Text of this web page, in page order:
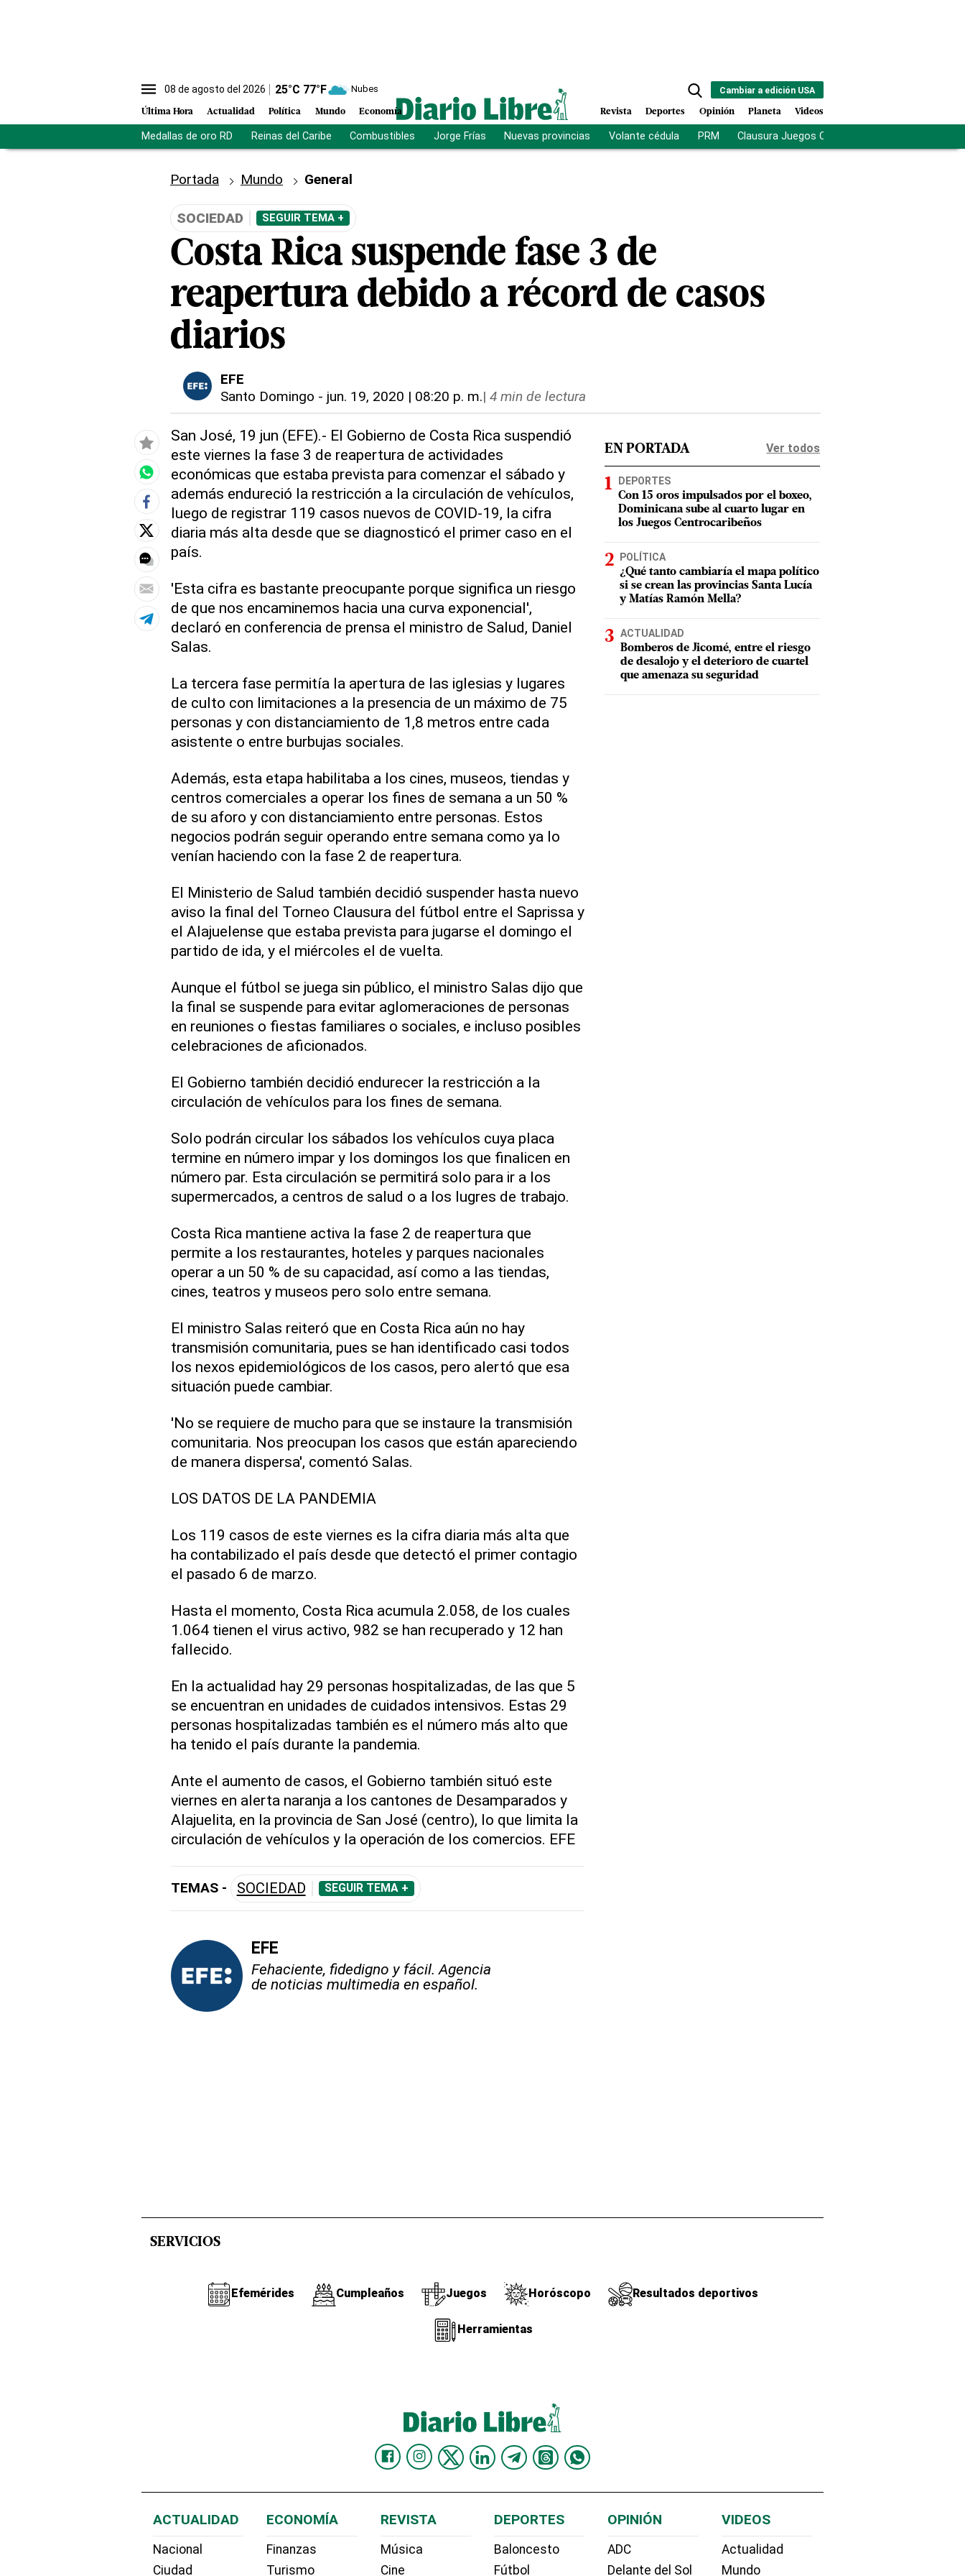
08 de agosto del 2026 25°C 77°F Nubes
Última Hora Actualidad Política Mundo Economía
Cambiar a edición USA
Revista Deportes Opinión Planeta Videos
Medallas de oro RD Reinas del Caribe Combustibles Jorge Frías Nuevas provincias Volante cédula PRM Clausura Juegos Centroamericanos
Portada Mundo General
SOCIEDAD SEGUIR TEMA +
Costa Rica suspende fase 3 de
reapertura debido a récord de casos
diarios
EFE
Santo Domingo - jun. 19, 2020 | 08:20 p. m.| 4 min de lectura
San José, 19 jun (EFE).- El Gobierno de Costa Rica suspendió
este viernes la fase 3 de reapertura de actividades
económicas que estaba prevista para comenzar el sábado y
además endureció la restricción a la circulación de vehículos,
luego de registrar 119 casos nuevos de COVID-19, la cifra
diaria más alta desde que se diagnosticó el primer caso en el
país.
'Esta cifra es bastante preocupante porque significa un riesgo
de que nos encaminemos hacia una curva exponencial',
declaró en conferencia de prensa el ministro de Salud, Daniel
Salas.
La tercera fase permitía la apertura de las iglesias y lugares
de culto con limitaciones a la presencia de un máximo de 75
personas y con distanciamiento de 1,8 metros entre cada
asistente o entre burbujas sociales.
Además, esta etapa habilitaba a los cines, museos, tiendas y
centros comerciales a operar los fines de semana a un 50 %
de su aforo y con distanciamiento entre personas. Estos
negocios podrán seguir operando entre semana como ya lo
venían haciendo con la fase 2 de reapertura.
El Ministerio de Salud también decidió suspender hasta nuevo
aviso la final del Torneo Clausura del fútbol entre el Saprissa y
el Alajuelense que estaba prevista para jugarse el domingo el
partido de ida, y el miércoles el de vuelta.
Aunque el fútbol se juega sin público, el ministro Salas dijo que
la final se suspende para evitar aglomeraciones de personas
en reuniones o fiestas familiares o sociales, e incluso posibles
celebraciones de aficionados.
El Gobierno también decidió endurecer la restricción a la
circulación de vehículos para los fines de semana.
Solo podrán circular los sábados los vehículos cuya placa
termine en número impar y los domingos los que finalicen en
número par. Esta circulación se permitirá solo para ir a los
supermercados, a centros de salud o a los lugres de trabajo.
Costa Rica mantiene activa la fase 2 de reapertura que
permite a los restaurantes, hoteles y parques nacionales
operar a un 50 % de su capacidad, así como a las tiendas,
cines, teatros y museos pero solo entre semana.
El ministro Salas reiteró que en Costa Rica aún no hay
transmisión comunitaria, pues se han identificado casi todos
los nexos epidemiológicos de los casos, pero alertó que esa
situación puede cambiar.
'No se requiere de mucho para que se instaure la transmisión
comunitaria. Nos preocupan los casos que están apareciendo
de manera dispersa', comentó Salas.
LOS DATOS DE LA PANDEMIA
Los 119 casos de este viernes es la cifra diaria más alta que
ha contabilizado el país desde que detectó el primer contagio
el pasado 6 de marzo.
Hasta el momento, Costa Rica acumula 2.058, de los cuales
1.064 tienen el virus activo, 982 se han recuperado y 12 han
fallecido.
En la actualidad hay 29 personas hospitalizadas, de las que 5
se encuentran en unidades de cuidados intensivos. Estas 29
personas hospitalizadas también es el número más alto que
ha tenido el país durante la pandemia.
Ante el aumento de casos, el Gobierno también situó este
viernes en alerta naranja a los cantones de Desamparados y
Alajuelita, en la provincia de San José (centro), lo que limita la
circulación de vehículos y la operación de los comercios. EFE
TEMAS - SOCIEDAD SEGUIR TEMA +
EFE
Fehaciente, fidedigno y fácil. Agencia
de noticias multimedia en español.
EN PORTADA Ver todos
DEPORTES
Con 15 oros impulsados por el boxeo,
Dominicana sube al cuarto lugar en
los Juegos Centrocaribeños
POLÍTICA
¿Qué tanto cambiaría el mapa político
si se crean las provincias Santa Lucía
y Matías Ramón Mella?
ACTUALIDAD
Bomberos de Jicomé, entre el riesgo
de desalojo y el deterioro de cuartel
que amenaza su seguridad
SERVICIOS
Efemérides Cumpleaños Juegos Horóscopo Resultados deportivos
Herramientas
ACTUALIDAD
Nacional
Ciudad
ECONOMÍA
Finanzas
Turismo
REVISTA
Música
Cine
DEPORTES
Baloncesto
Fútbol
OPINIÓN
ADC
Delante del Sol
VIDEOS
Actualidad
Mundo